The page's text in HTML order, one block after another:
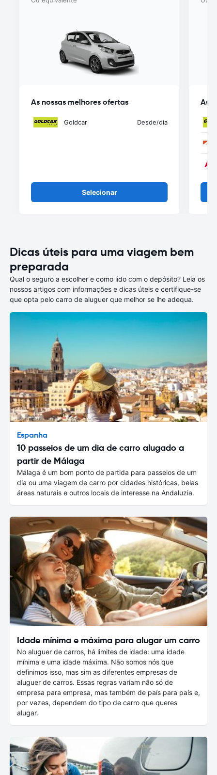
As nossas melhores ofertas
Goldcar Desde/dia
Selecionar
As
Dicas úteis para uma viagem bem
preparada
Qual o seguro a escolher e como lido com o depósito? Leia os
nossos artigos com informações e dicas úteis e certifique-se
que opta pelo carro de aluguer que melhor se lhe adequa.
Espanha
10 passeios de um dia de carro alugado a
partir de Málaga
Málaga é um bom ponto de partida para passeios de um
dia ou uma viagem de carro por cidades históricas, belas
áreas naturais e outros locais de interesse na Andaluzia.
Idade mínima e máxima para alugar um carro
No aluguer de carros, há limites de idade: uma idade
mínima e uma idade máxima. Não somos nós que
definimos isso, mas sim as diferentes empresas de
aluguer de carros. Essas regras variam não só de
empresa para empresa, mas também de país para país e,
por vezes, dependem do tipo de carro que queres
alugar.